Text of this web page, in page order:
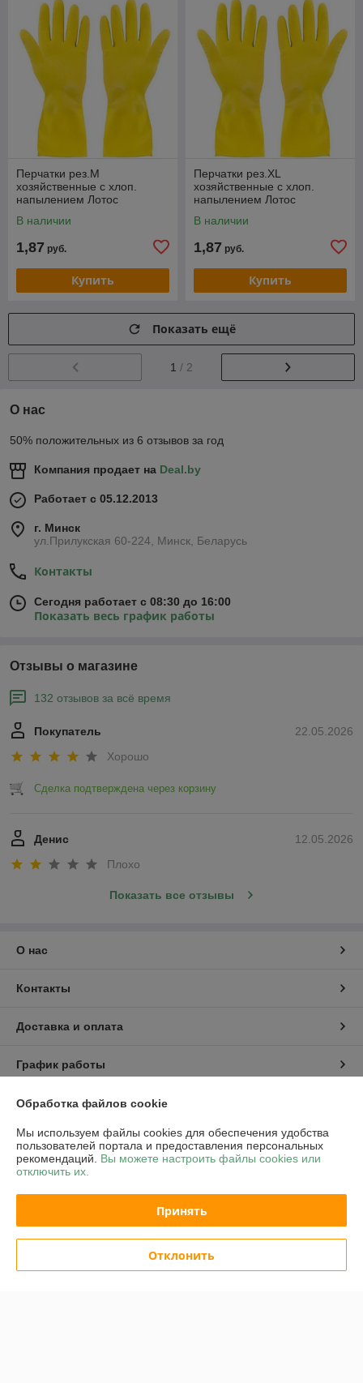
Перчатки рез.M
хозяйственные с хлоп.
напылением Лотос
В наличии
1,87 руб.
Купить
Перчатки рез.XL
хозяйственные с хлоп.
напылением Лотос
В наличии
1,87 руб.
Купить
Показать ещё
1 / 2
О нас
50% положительных из 6 отзывов за год
Компания продает на Deal.by
Работает с 05.12.2013
г. Минск
ул.Прилукская 60-224, Минск, Беларусь
Контакты
Сегодня работает с 08:30 до 16:00
Показать весь график работы
Отзывы о магазине
132 отзывов за всё время
22.05.2026
Покупатель
Хорошо
Сделка подтверждена через корзину
12.05.2026
Денис
Плохо
Показать все отзывы
О нас
Контакты
Доставка и оплата
График работы
Полная версия сайта
Политика обработки cookies
Сайт создан на платформе Deal.by
Обработка файлов cookie
Мы используем файлы cookies для обеспечения удобства
пользователей портала и предоставления персональных
рекомендаций. Вы можете настроить файлы cookies или
отключить их.
Принять
Отклонить